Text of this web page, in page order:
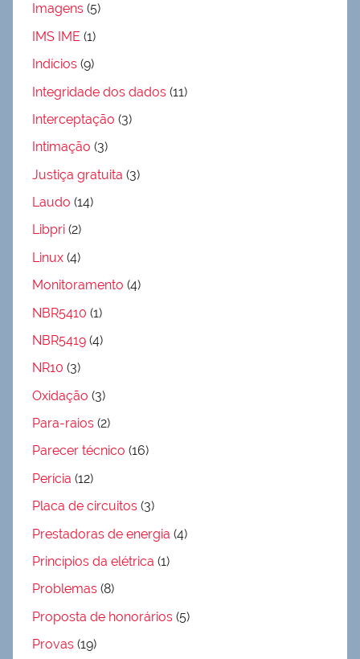
Imagens (5)
IMS IME (1)
Indícios (9)
Integridade dos dados (11)
Interceptação (3)
Intimação (3)
Justiça gratuita (3)
Laudo (14)
Libpri (2)
Linux (4)
Monitoramento (4)
NBR5410 (1)
NBR5419 (4)
NR10 (3)
Oxidação (3)
Para-raios (2)
Parecer técnico (16)
Perícia (12)
Placa de circuitos (3)
Prestadoras de energia (4)
Princípios da elétrica (1)
Problemas (8)
Proposta de honorários (5)
Provas (19)